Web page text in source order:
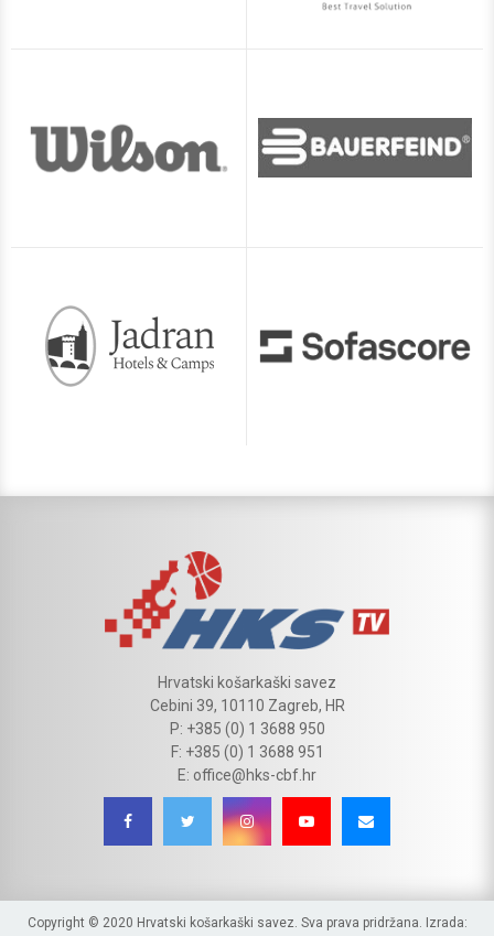
Hrvatski košarkaški savez
Cebini 39, 10110 Zagreb, HR
P: +385 (0) 1 3688 950
F: +385 (0) 1 3688 951
E: office@hks-cbf.hr
Copyright © 2020 Hrvatski košarkaški savez. Sva prava pridržana. Izrada: